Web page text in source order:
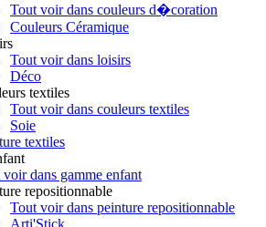
Tout voir dans couleurs d�coration
Couleurs Céramique
Tout voir dans loisirs
Déco
textiles
Tout voir dans couleurs textiles
Soie
textiles
voir dans gamme enfant
repositionnable
Tout voir dans peinture repositionnable
Arti'Stick